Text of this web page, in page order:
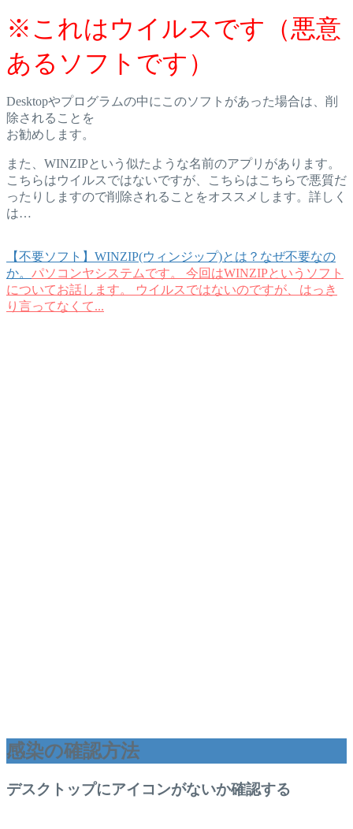
※これはウイルスです（悪意
あるソフトです）
Desktopやプログラムの中にこのソフトがあった場合は、削
除されることを
お勧めします。
また、WINZIPという似たような名前のアプリがあります。
こちらはウイルスではないですが、こちらはこちらで悪質だ
ったりしますので削除されることをオススメします。詳しく
は…
【不要ソフト】WINZIP(ウィンジップ)とは？なぜ不要なの
か。 パソコンヤシステムです。 今回はWINZIPというソフト
についてお話します。 ウイルスではないのですが、はっき
り言ってなくて...
感染の確認方法
デスクトップにアイコンがないか確認する